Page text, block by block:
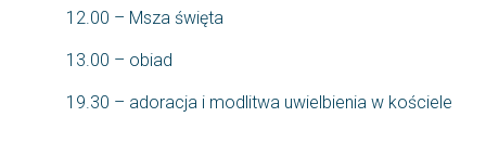
12.00 – Msza święta
13.00 – obiad
19.30 – adoracja i modlitwa uwielbienia w kościele